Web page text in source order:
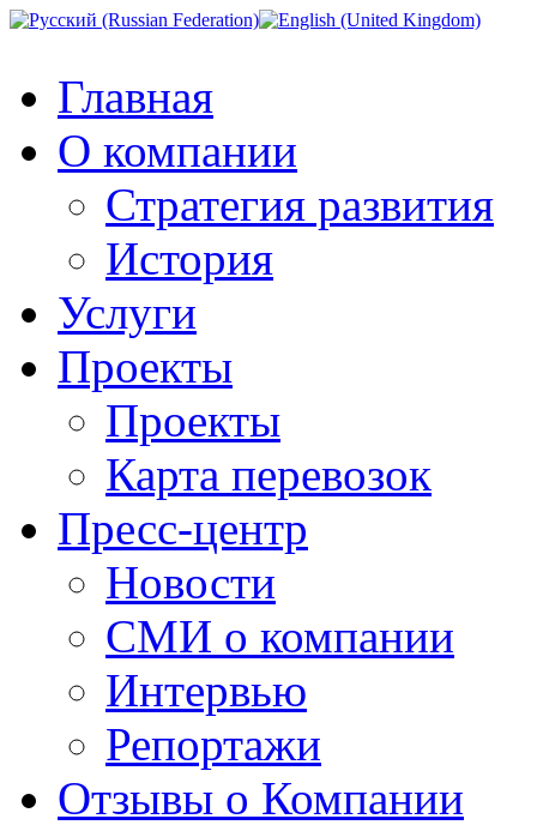
Главная
О компании
Стратегия развития
История
Услуги
Проекты
Проекты
Карта перевозок
Пресс-центр
Новости
СМИ о компании
Интервью
Репортажи
Отзывы о Компании